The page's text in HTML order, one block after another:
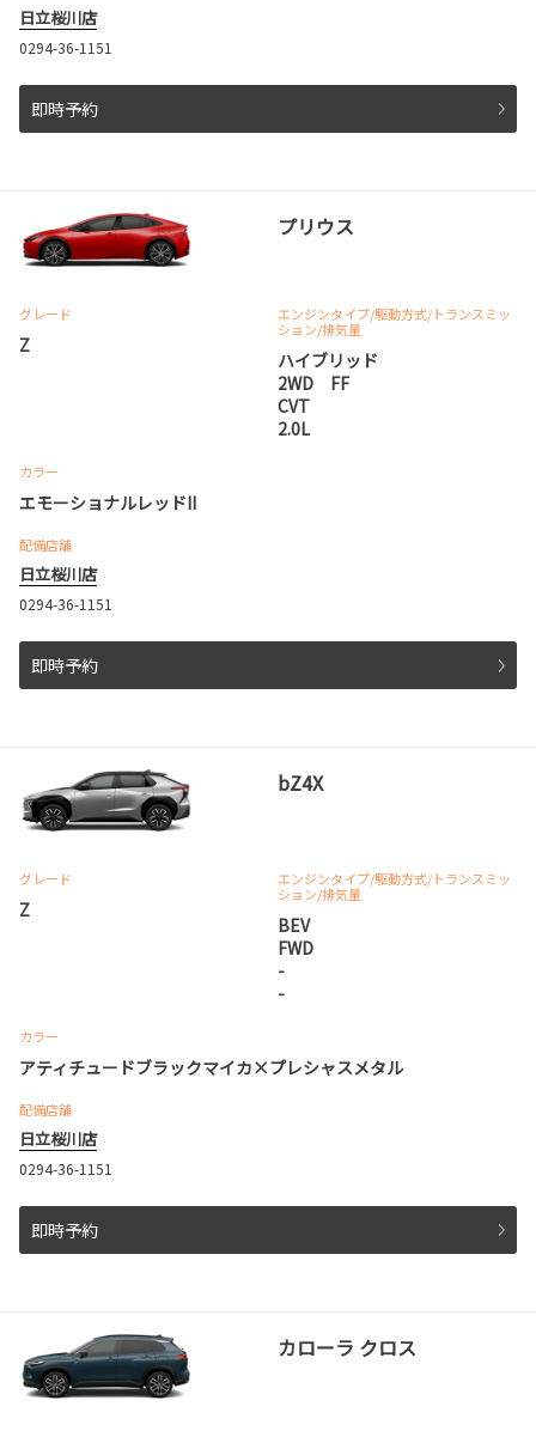
日立桜川店
0294-36-1151
即時予約
プリウス
グレード
Z
エンジンタイプ/駆動方式/トランスミッ
ション/排気量
ハイブリッド
2WD FF
CVT
2.0L
カラー
エモーショナルレッドII
配備店舗
日立桜川店
0294-36-1151
即時予約
bZ4X
グレード
Z
エンジンタイプ/駆動方式/トランスミッ
ション/排気量
BEV
FWD
-
-
カラー
アティチュードブラックマイカ×プレシャスメタル
配備店舗
日立桜川店
0294-36-1151
即時予約
カローラ クロス